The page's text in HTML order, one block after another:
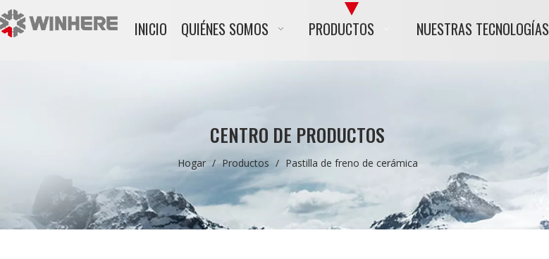
INICIO QUIÉNES SOMOS PRODUCTOS NUESTRAS TECNOLOGÍAS
CENTRO DE PRODUCTOS
Hogar / Productos / Pastilla de freno de cerámica